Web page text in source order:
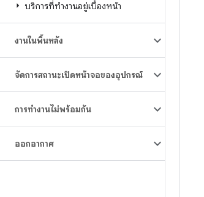
บริการที่ทำงานอยู่เบื้องหน้า
งานในพื้นหลัง
จัดการสถานะเปิดหน้าจอของอุปกรณ์
การทำงานไม่พร้อมกัน
ออกอากาศ